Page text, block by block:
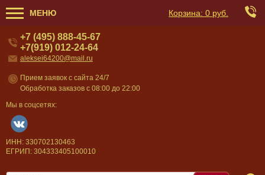
МЕНЮ Корзина: 0 руб.
+7 (495) 888-45-67
+7(919) 012-24-64
aleksei64200@mail.ru
Прием заявок с сайта 24/7
Обработка заказов с 08:00 до 22:00
Мы в соцсетях:
ИНН: 330702130463
ЕГРИП: 304333405100010